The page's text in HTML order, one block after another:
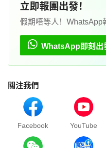
立即報團出發！
假期唔等人！WhatsApp
WhatsApp即刻出
關注我們
Facebook YouTube